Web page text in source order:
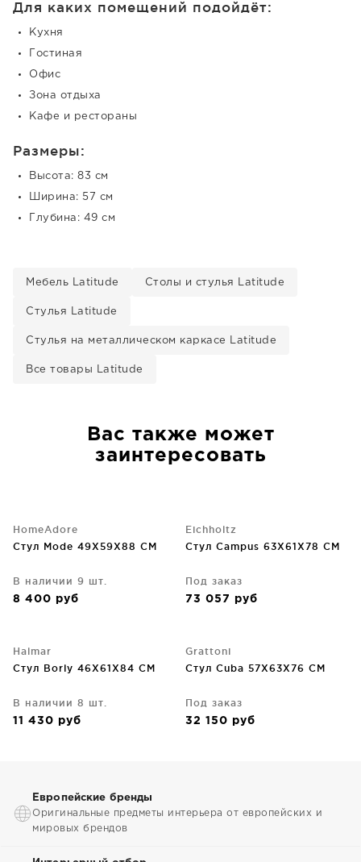
Для каких помещений подойдёт:
Кухня
Гостиная
Офис
Зона отдыха
Кафе и рестораны
Размеры:
Высота: 83 см
Ширина: 57 см
Глубина: 49 см
Мебель Latitude Столы и стулья Latitude
Стулья Latitude
Стулья на металлическом каркасе Latitude
Все товары Latitude
Вас также может
заинтересовать
HomeAdore
Стул Mode 49X59X88 CM
В наличии 9 шт.
8 400 руб
Eichholtz
Стул Campus 63X61X78 CM
Под заказ
73 057 руб
Halmar
Стул Borly 46X61X84 CM
В наличии 8 шт.
11 430 руб
Grattoni
Стул Cuba 57X63X76 CM
Под заказ
32 150 руб
Европейские бренды
Оригинальные предметы интерьера от европейских и
мировых брендов